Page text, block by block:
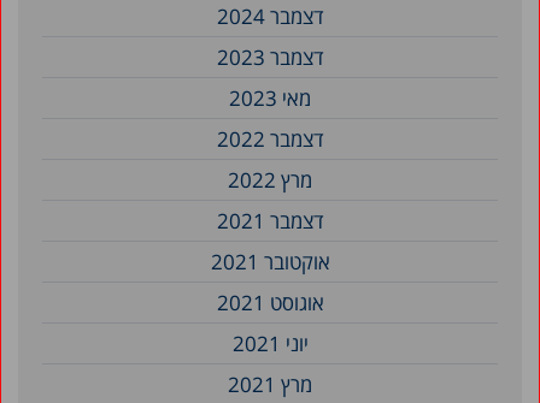
דצמבר 2024
דצמבר 2023
מאי 2023
דצמבר 2022
מרץ 2022
דצמבר 2021
אוקטובר 2021
אוגוסט 2021
יוני 2021
מרץ 2021